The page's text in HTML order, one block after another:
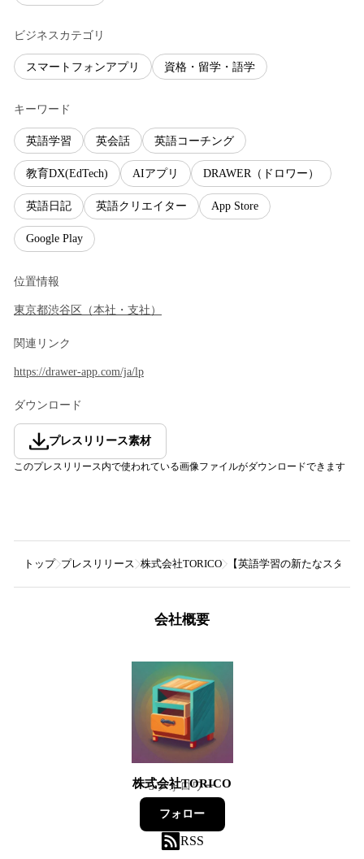
ビジネスカテゴリ
スマートフォンアプリ 資格・留学・語学
キーワード
英語学習 英会話 英語コーチング
教育DX(EdTech) AIアプリ DRAWER（ドロワー）
英語日記 英語クリエイター App Store
Google Play
位置情報
東京都渋谷区 （本社・支社 ）
関連リンク
https://drawer-app.com/ja/lp
ダウンロード
プレスリリース素材
このプレスリリース内で使われている画像ファイルがダウンロードできます
トップ プレスリリース 株式会社TORICO 【英語学習の新たなスタン
会社概要
株式会社TORICO
5フォロワー
フォロー
RSS